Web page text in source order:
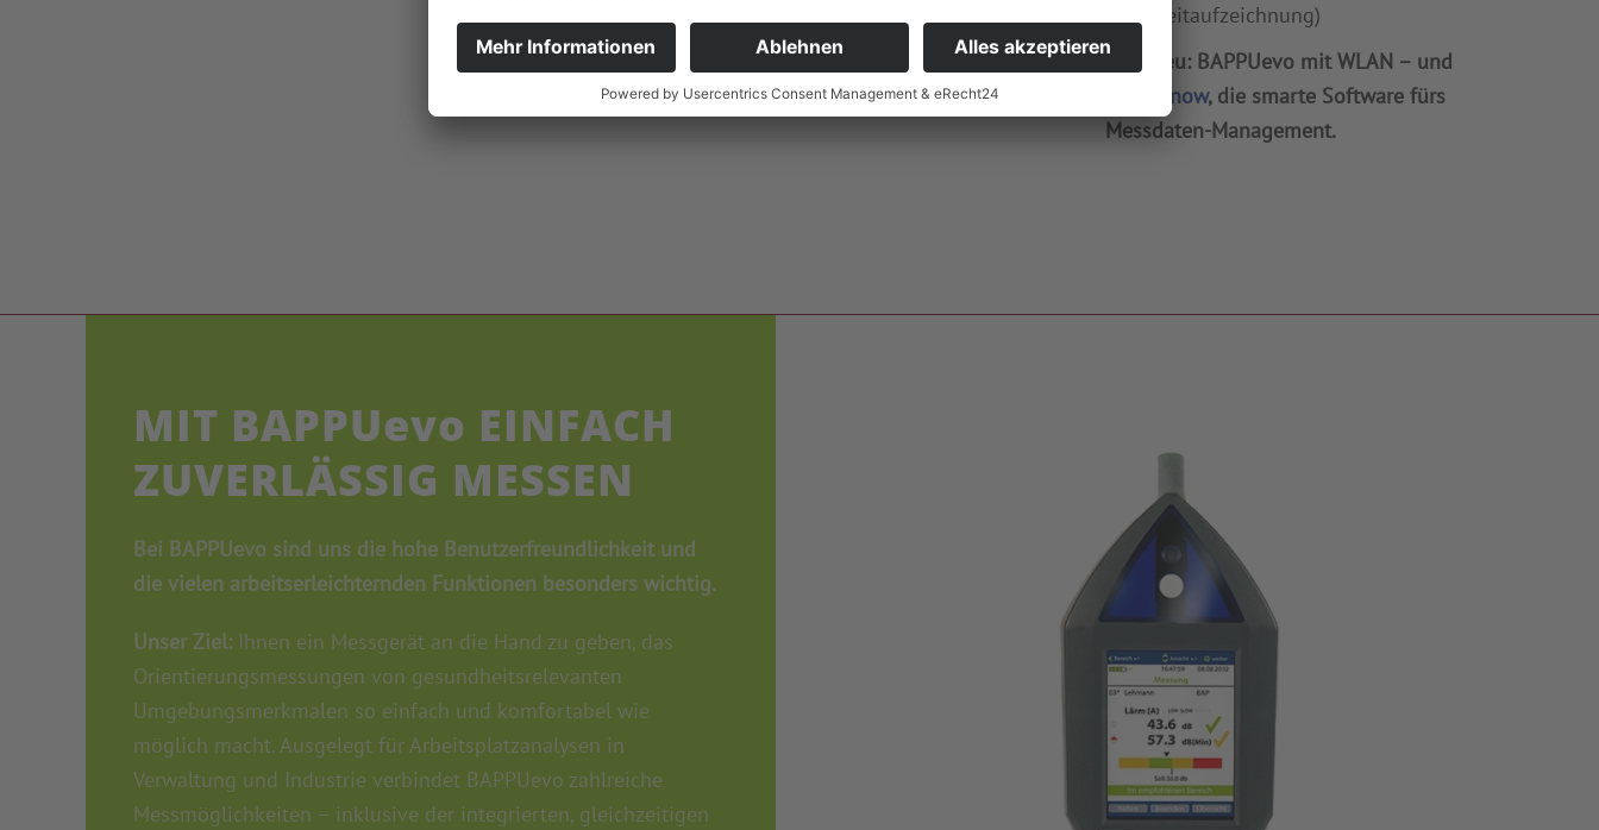
(Langzeitaufzeichnung)
Jetzt neu: BAPPUevo mit WLAN – und
BAPPUnow, die smarte Software fürs
Messdaten-Management.
MIT BAPPUevo EINFACH
ZUVERLÄSSIG MESSEN
Bei BAPPUevo sind uns die hohe Benutzerfreundlichkeit und
die vielen arbeitserleichternden Funktionen besonders wichtig.
Unser Ziel: Ihnen ein Messgerät an die Hand zu geben, das
Orientierungsmessungen von gesundheitsrelevanten
Umgebungsmerkmalen so einfach und komfortabel wie
möglich macht. Ausgelegt für Arbeitsplatzanalysen in
Verwaltung und Industrie verbindet BAPPUevo zahlreiche
Messmöglichkeiten – inklusive der integrierten, gleichzeitigen